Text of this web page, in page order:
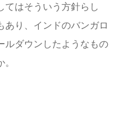
てはそういう方針らし
あり、インドのバンガロ
ルダウンしたようなもの